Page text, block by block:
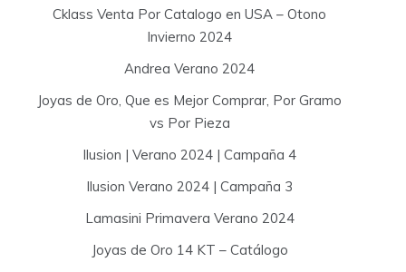
Cklass Venta Por Catalogo en USA – Otono
Invierno 2024
Andrea Verano 2024
Joyas de Oro, Que es Mejor Comprar, Por Gramo
vs Por Pieza
Ilusion | Verano 2024 | Campaña 4
Ilusion Verano 2024 | Campaña 3
Lamasini Primavera Verano 2024
Joyas de Oro 14 KT – Catálogo